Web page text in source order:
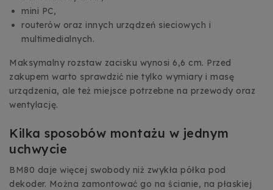
mini PC,
routerów oraz innych urządzeń sieciowych i
multimedialnych.
Maksymalny rozstaw zacisku wynosi 6,6 cm. Przed
zakupem warto sprawdzić nie tylko wymiary i masę
urządzenia, ale też miejsce potrzebne na przewody oraz
wentylację.
Kilka sposobów montażu w jednym
uchwycie
BM80 daje więcej swobody niż zwykła półka pod
dekoder. Można zamontować go na ścianie, na płaskiej